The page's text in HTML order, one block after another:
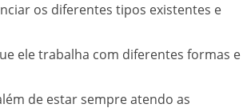
os diferentes tipos existentes e
ele trabalha com diferentes formas e
de estar sempre atendo as